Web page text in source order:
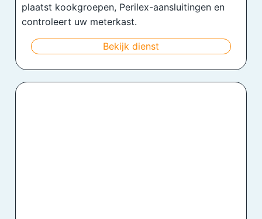
plaatst kookgroepen, Perilex-aansluitingen en
controleert uw meterkast.
Bekijk dienst